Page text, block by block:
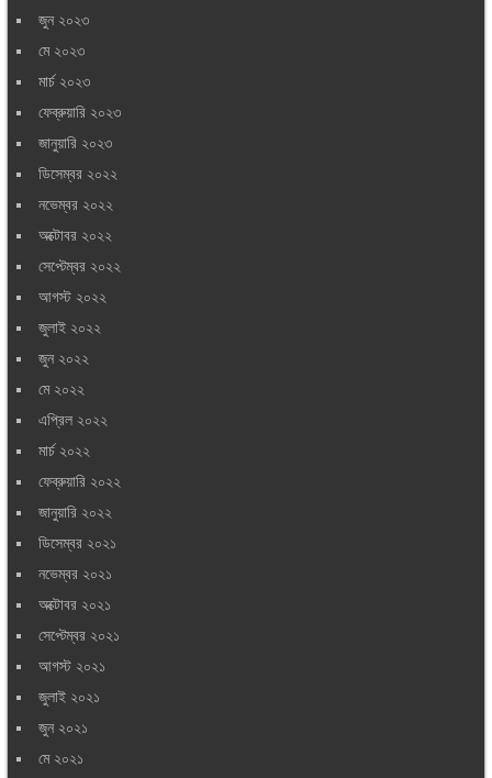
জুন ২০২৩
মে ২০২৩
মার্চ ২০২৩
ফেব্রুয়ারি ২০২৩
জানুয়ারি ২০২৩
ডিসেম্বর ২০২২
নভেম্বর ২০২২
অক্টোবর ২০২২
সেপ্টেম্বর ২০২২
আগস্ট ২০২২
জুলাই ২০২২
জুন ২০২২
মে ২০২২
এপ্রিল ২০২২
মার্চ ২০২২
ফেব্রুয়ারি ২০২২
জানুয়ারি ২০২২
ডিসেম্বর ২০২১
নভেম্বর ২০২১
অক্টোবর ২০২১
সেপ্টেম্বর ২০২১
আগস্ট ২০২১
জুলাই ২০২১
জুন ২০২১
মে ২০২১